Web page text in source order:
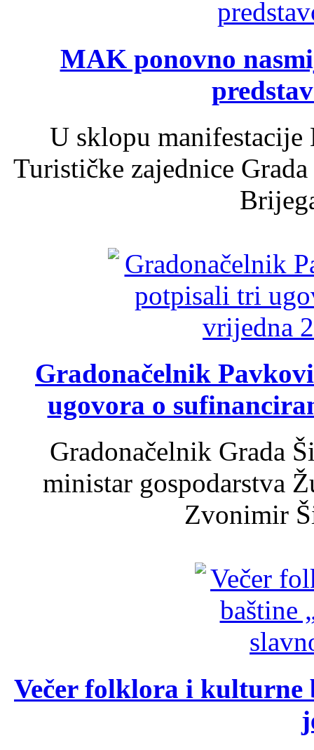
MAK ponovno
U sklopu
Turističke zajednice
Gradonačelnik
ugovora o
Gradonačelnik Grada
ministar gospodarstva
Zvonimir
Večer folklora i kulturne